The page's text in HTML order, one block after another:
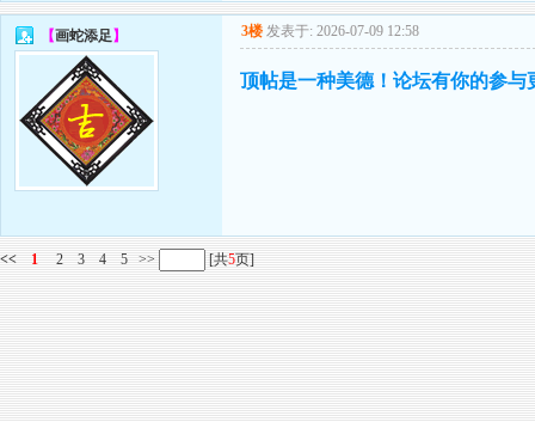
【画蛇添足】 3楼 发表于: 2026-07-09 12:58
顶帖是一种美德！论坛有你的参与
<< 1 2 3 4 5 >> [共5页]